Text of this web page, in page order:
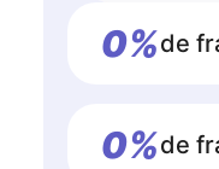
0%de
0%de